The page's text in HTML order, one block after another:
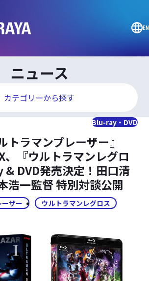
EN
ニュース
カテゴリーから探す
Blu-ray・DVD
トラマンブレーザー』
『ウルトラマンレグロ
DVD発売決定！田口清
浩一監督 特別対談公開
ザー ウルトラマンレグロス